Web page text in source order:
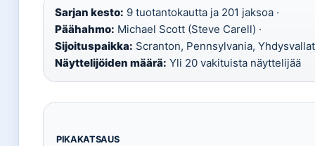
Sarjan kesto: 9 tuotantokautta ja 201 jaksoa ·
Päähahmo: Michael Scott (Steve Carell) ·
Sijoituspaikka: Scranton, Pennsylvania, Yhdysvallat
Näyttelijöiden määrä: Yli 20 vakituista näyttelijää
PIKAKATSAUS